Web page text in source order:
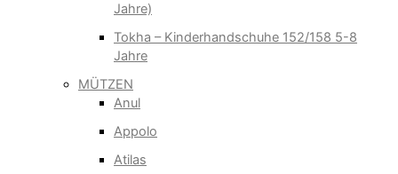
Jahre)
Tokha – Kinderhandschuhe 152/158 5-8
Jahre
MÜTZEN
Anul
Appolo
Atilas